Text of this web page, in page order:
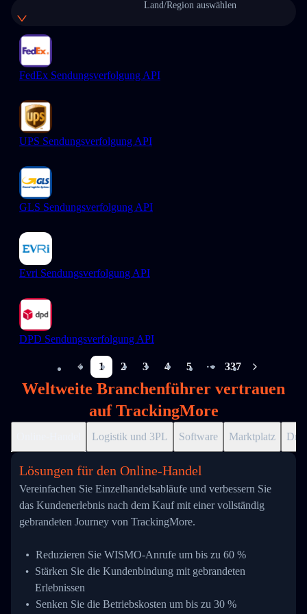
Land/Region auswählen
FedEx Sendungsverfolgung API
UPS Sendungsverfolgung API
GLS Sendungsverfolgung API
Evri Sendungsverfolgung API
DPD Sendungsverfolgung API
1 2 3 4 5
More pages
337
Weltweite Branchenführer vertrauen
auf TrackingMore
Logistik und 3PL Software Marktplatz
Lösungen für den Online-Handel
Vereinfachen Sie Einzelhandelsabläufe und verbessern Sie
das Kundenerlebnis nach dem Kauf mit einer vollständig
gebrandeten Journey von TrackingMore.
Reduzieren Sie WISMO-Anrufe um bis zu 60 %
Stärken Sie die Kundenbindung mit gebrandeten
Erlebnissen
Senken Sie die Betriebskosten um bis zu 30 %